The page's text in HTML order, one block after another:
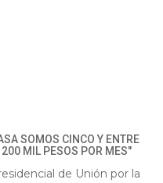
SOMOS CINCO Y ENTRE
MIL PESOS POR MES"
de Unión por la